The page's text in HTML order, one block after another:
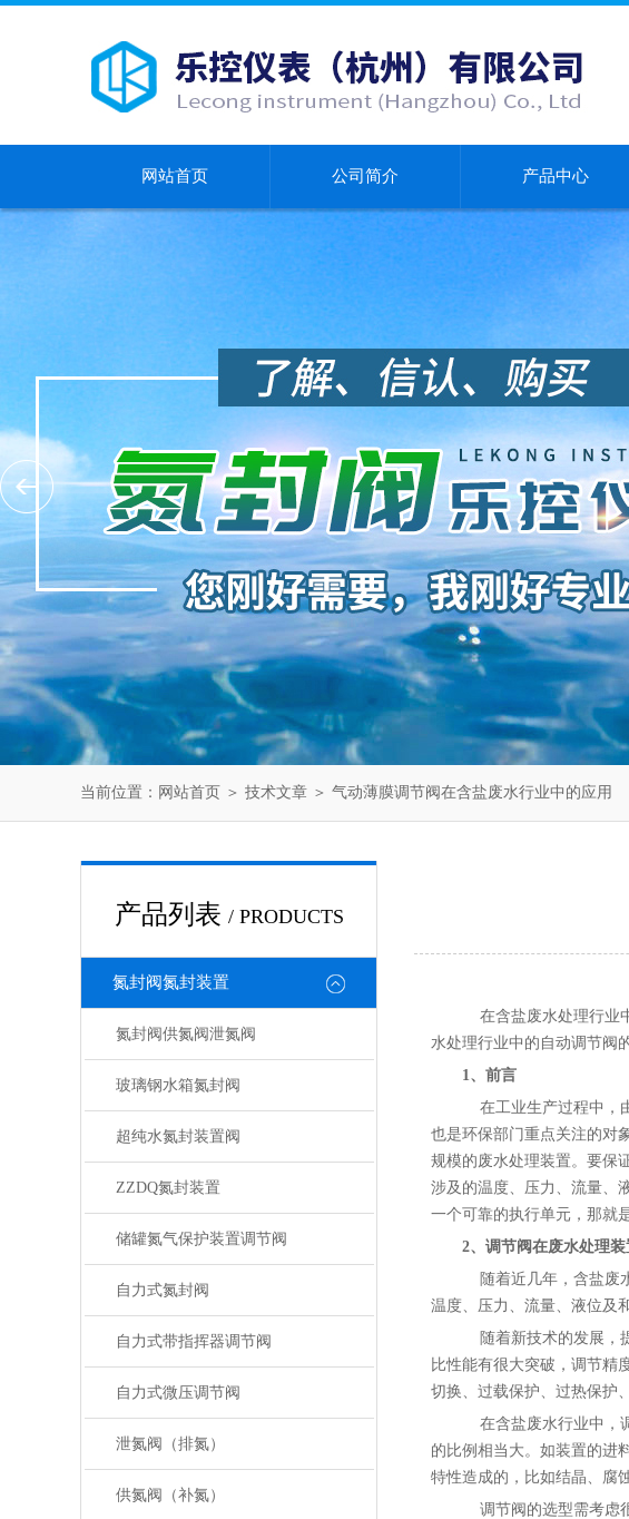
网站首页 公司简介 产品中心
当前位置： 网站首页 ＞ 技术文章 ＞ 气动薄膜调节阀在含盐废水行业中的应用
产品列表 / PRODUCTS
氮封阀氮封装置
氮封阀供氮阀泄氮阀
玻璃钢水箱氮封阀
超纯水氮封装置阀
ZZDQ氮封装置
储罐氮气保护装置调节阀
自力式氮封阀
自力式带指挥器调节阀
自力式微压调节阀
泄氮阀（排氮）
供氮阀（补氮）
在含盐废水处理行业
水处理行业中的自动调节阀
1、 前言
在工业生产过程中，
也是环保部门重点关注的对
规模的废水处理装置。要保
涉及的温度、压力、流量、
一个可靠的执行单元，那就
2、 调节阀在废水处理装
随着近几年，含盐废
温度、压力、流量、液位及
随着新技术的发展，
比性能有很大突破，调节精
切换、过载保护、过热保护
在含盐废水行业中，
的比例相当大。如装置的进
特性造成的，比如结晶、腐
调节阀的选型需考虑